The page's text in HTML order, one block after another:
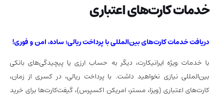
خدمات کارت‌های اعتباری
دریافت خدمات کارت‌های بین‌المللی با پرداخت ریالی؛ ساده، امن و فوری!
با خدمات ویژه ایرانیکارت، دیگر به حساب ارزی یا پیچیدگی‌های بانکی
بین‌المللی نیازی نخواهید داشت. با پرداخت ریالی، در کسری از زمان،
کارت‌های اعتباری (ویزا، مستر، امریکن اکسپرس)، گیفت‌کارت‌ها برای خرید